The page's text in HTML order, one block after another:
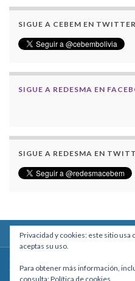
SIGUE A CEBEM EN TWITTER
SIGUE A REDESMA EN
SIGUE A REDESMA EN
Calle Macario Pinilla # 2588 esq. Av.
Privacidad y cookies: este sitio usa
aceptas su uso.
Para obtener más información,
consulta:Política de cookies